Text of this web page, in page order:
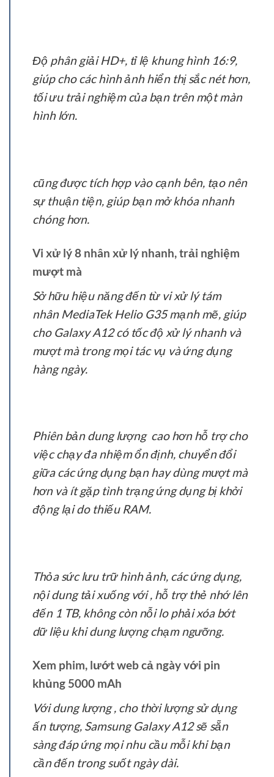
Độ phân giải HD+, tỉ lệ khung hình 16:9,
giúp cho các hình ảnh hiển thị sắc nét hơn,
tối ưu trải nghiệm của bạn trên một màn
hình lớn.
cũng được tích hợp vào cạnh bên, tạo nên
sự thuận tiện, giúp bạn mở khóa nhanh
chóng hơn.
Vi xử lý 8 nhân xử lý nhanh, trải nghiệm
mượt mà
Sở hữu hiệu năng đến từ vi xử lý tám
nhân MediaTek Helio G35 mạnh mẽ, giúp
cho Galaxy A12 có tốc độ xử lý nhanh và
mượt mà trong mọi tác vụ và ứng dụng
hàng ngày.
Phiên bản dung lượng cao hơn hỗ trợ cho
việc chạy đa nhiệm ổn định, chuyển đổi
giữa các ứng dụng bạn hay dùng mượt mà
hơn và ít gặp tình trạng ứng dụng bị khởi
động lại do thiếu RAM.
Thỏa sức lưu trữ hình ảnh, các ứng dụng,
nội dung tải xuống với , hỗ trợ thẻ nhớ lên
đến 1 TB, không còn nỗi lo phải xóa bớt
dữ liệu khi dung lượng chạm ngưỡng.
Xem phim, lướt web cả ngày với pin
khủng 5000 mAh
Với dung lượng , cho thời lượng sử dụng
ấn tượng, Samsung Galaxy A12 sẽ sẵn
sàng đáp ứng mọi nhu cầu mỗi khi bạn
cần đến trong suốt ngày dài.